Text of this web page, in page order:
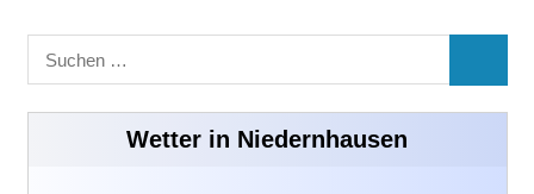
Suchen
nach:
Wetter in Niedernhausen